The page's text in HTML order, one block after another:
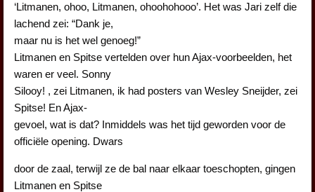
‘Litmanen, ohoo, Litmanen, ohoohohooo’. Het was Jari zelf die
lachend zei: “Dank je,
maar nu is het wel genoeg!”
Litmanen en Spitse vertelden over hun Ajax-voorbeelden, het
waren er veel. Sonny
Silooy! , zei Litmanen, ik had posters van Wesley Sneijder, zei
Spitse! En Ajax-
gevoel, wat is dat? Inmiddels was het tijd geworden voor de
officiële opening. Dwars
door de zaal, terwijl ze de bal naar elkaar toeschopten, gingen
Litmanen en Spitse